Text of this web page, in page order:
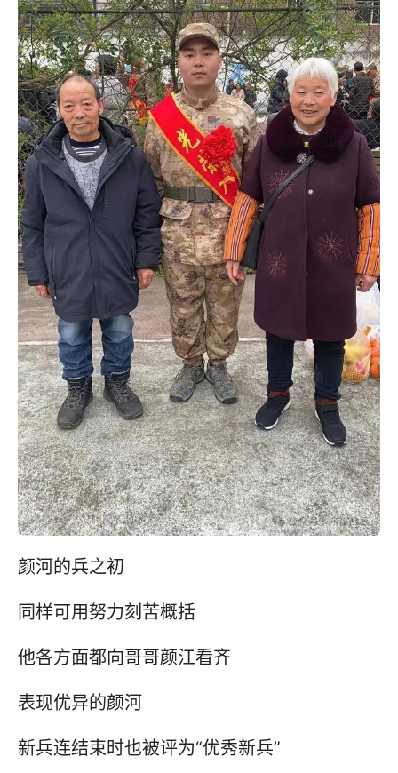
颜河的兵之初
同样可用努力刻苦概括
他各方面都向哥哥颜江看齐
表现优异的颜河
新兵连结束时也被评为“优秀新兵”